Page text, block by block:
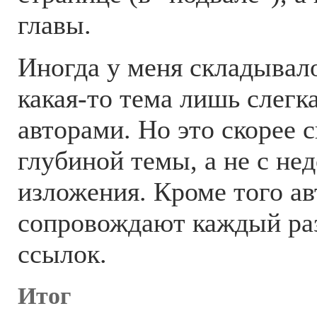
главы.
Иногда у меня
какая-то тема лишь
авторами. Но это скорее
глубиной темы, а не с
изложения. Кроме того
сопровождают каждый
ссылок.
Итог